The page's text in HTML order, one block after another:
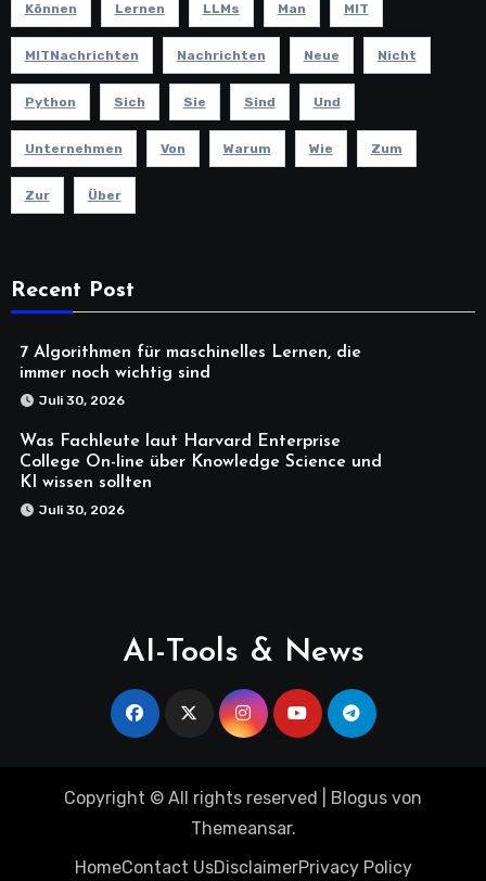
Können Lernen LLMs Man MIT
MITNachrichten Nachrichten Neue Nicht
Python Sich Sie Sind Und
Unternehmen Von Warum Wie Zum
Zur Über
Recent Post
7 Algorithmen für maschinelles Lernen, die
immer noch wichtig sind
Juli 30, 2026
Was Fachleute laut Harvard Enterprise
College On-line über Knowledge Science und
KI wissen sollten
Juli 30, 2026
AI-Tools & News
Copyright © All rights reserved Blogus von
Themeansar.
HomeContact UsDisclaimerPrivacy Policy